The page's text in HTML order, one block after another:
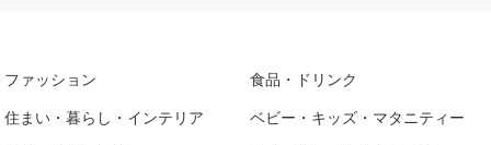
ファッション 食品・ドリンク
住まい・暮らし・インテリア ベビー・キッズ・マタニティー